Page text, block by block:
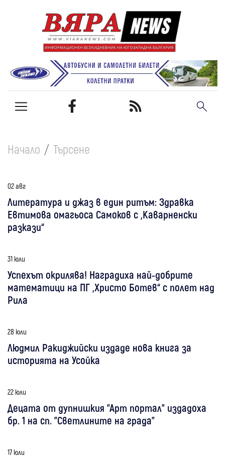
Начало Търсене
02 авг
Литература и джаз в един ритъм: Здравка
Евтимова омагьоса Самоков с „Каварненски
разкази“
31 юли
Успехът окрилява! Наградиха най-добрите
математици на ПГ „Христо Ботев“ с полет над
Рила
28 юли
Людмил Ракиджийски издаде нова книга за
историята на Усойка
22 юли
Децата от дупнишкия "Арт портал" издадоха
бр. 1 на сп. "Светлините на града"
17 юли